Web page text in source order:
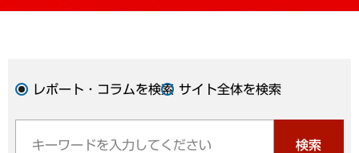
レポート・コラムを検索 サイト全体を検索
検索